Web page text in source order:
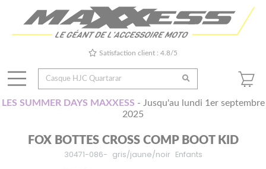
Satisfaction client : 4.8/5
LES SUMMER DAYS MAXXESS - Jusqu'au lundi 1er septembre
2025
FOX BOTTES CROSS COMP BOOT KID
30471-086- gris/jaune/noir Enfants